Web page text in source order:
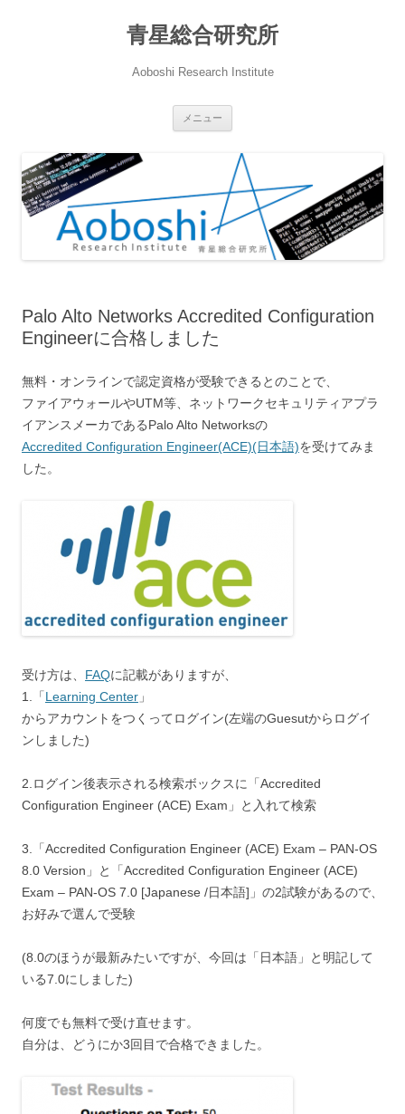
青星総合研究所
Aoboshi Research Institute
メニュー
ツ
へ
ス
ッ
プ
Palo Alto Networks Accredited Configuration
Engineerに合格しました
無料・オンラインで認定資格が受験できるとのことで、
ファイアウォールやUTM等、ネットワークセキュリティアプラ
イアンスメーカであるPalo Alto Networksの
Accredited Configuration Engineer(ACE)(日本語)を受けてみま
した。
受け方は、 FAQに記載がありますが、
1.「Learning Center 」
からアカウントをつくってログイン(左端のGuesutからログイ
ンしました)
2.ログイン後表示される検索ボックスに「Accredited
Configuration Engineer (ACE) Exam」と入れて検索
3.「Accredited Configuration Engineer (ACE) Exam – PAN-OS
8.0 Version」と「Accredited Configuration Engineer (ACE)
Exam – PAN-OS 7.0 [Japanese /日本語]」の2試験があるので、
お好みで選んで受験
(8.0のほうが最新みたいですが、今回は「日本語」と明記して
いる7.0にしました)
何度でも無料で受け直せます。
自分は、どうにか3回目で合格できました。